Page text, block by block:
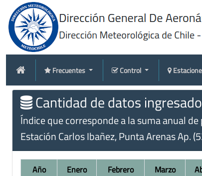
Frecuentes Control
Cantidad de datos
Índice que corresponde a la suma anual
Estación Carlos Ibañez, Punta Arenas Ap.
Año Enero Febrero Marzo